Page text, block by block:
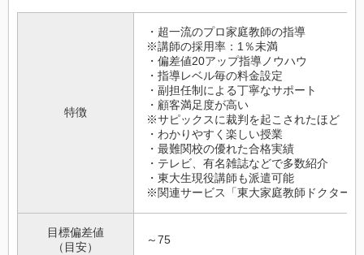
特徴
・超一流のプロ家庭教師の指導
※講師の採用率：1％未満
・偏差値20アップ指導ノウハウ
・指導レベル毎の料金設定
・副担任制による丁寧なサポート
・顧客満足度が高い
※サピックスに裁判を起こされたほど
・わかりやすく楽しい授業
・最難関校の優れた合格実績
・テレビ、有名雑誌などで多数紹介
・東大生現役講師も派遣可能
※関連サービス「東大家庭教師ドクター」
目標偏差値
（目安）
～75